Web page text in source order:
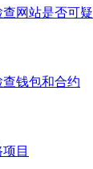
网站是否可疑
钱包和合约
目